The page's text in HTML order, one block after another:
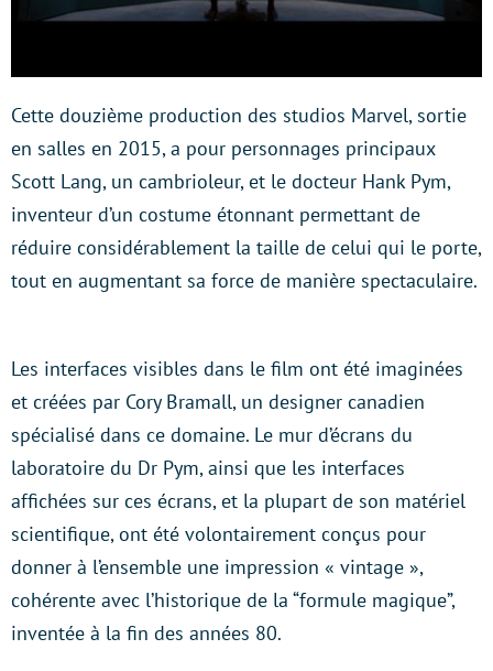
Cette douzième production des studios Marvel, sortie
en salles en 2015, a pour personnages principaux
Scott Lang, un cambrioleur, et le docteur Hank Pym,
inventeur d’un costume étonnant permettant de
réduire considérablement la taille de celui qui le porte,
tout en augmentant sa force de manière spectaculaire.
Les interfaces visibles dans le film ont été imaginées
et créées par Cory Bramall, un designer canadien
spécialisé dans ce domaine. Le mur d’écrans du
laboratoire du Dr Pym, ainsi que les interfaces
affichées sur ces écrans, et la plupart de son matériel
scientifique, ont été volontairement conçus pour
donner à l’ensemble une impression « vintage »,
cohérente avec l’historique de la “formule magique”,
inventée à la fin des années 80.